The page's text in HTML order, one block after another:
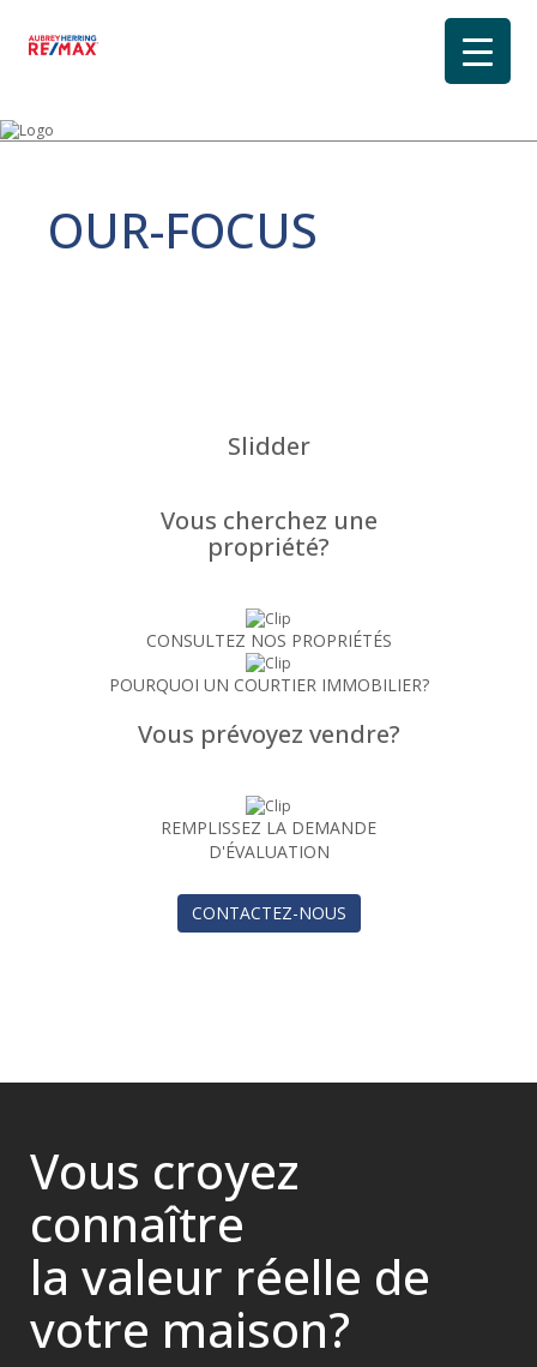
OUR-FOCUS
Slidder
Vous cherchez une
propriété?
CONSULTEZ NOS PROPRIÉTÉS
POURQUOI UN COURTIER IMMOBILIER?
Vous prévoyez vendre?
REMPLISSEZ LA DEMANDE
D'ÉVALUATION
CONTACTEZ-NOUS
Vous croyez
connaître
la valeur réelle de
votre maison?